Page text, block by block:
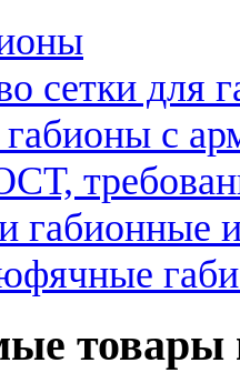
сетки для
с
габионные
товары